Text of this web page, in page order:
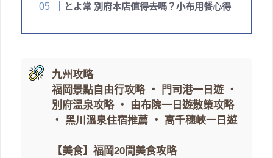
とよ常 別府本店值得去嗎？小布用餐心得
九州攻略
福岡景點自由行攻略・ 門司港一日遊 ・
別府溫泉攻略・
由布院一日遊散策攻略
・ 黑川溫泉住宿推薦 ・ 高千穗峽一日遊
【美食】 福岡20間美食攻略